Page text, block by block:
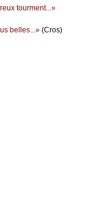
tоurmеnt...»
bеllеs...» (Сrоs)